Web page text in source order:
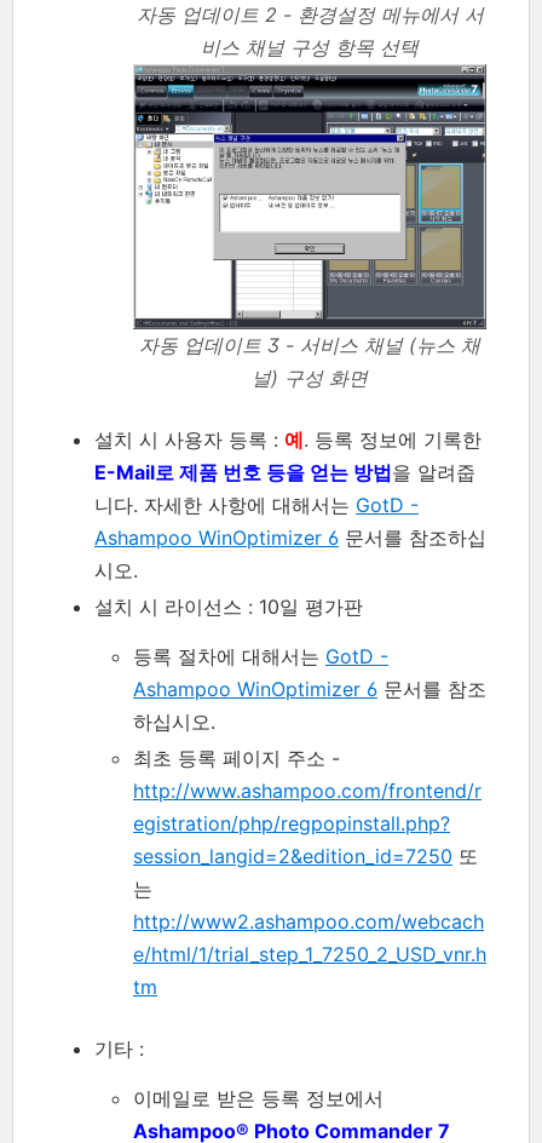
자동 업데이트 2 - 환경설정 메뉴에서 서
비스 채널 구성 항목 선택
자동 업데이트 3 - 서비스 채널 (뉴스 채
널) 구성 화면
설치 시 사용자 등록 : 예. 등록 정보에 기록한
E-Mail로 제품 번호 등을 얻는 방법을 알려줍
니다. 자세한 사항에 대해서는 GotD -
Ashampoo WinOptimizer 6 문서를 참조하십
시오.
설치 시 라이선스 : 10일 평가판
등록 절차에 대해서는 GotD -
Ashampoo WinOptimizer 6 문서를 참조
하십시오.
최초 등록 페이지 주소 -
http://www.ashampoo.com/frontend/r
egistration/php/regpopinstall.php?
session_langid=2&edition_id=7250 또
는
http://www2.ashampoo.com/webcach
e/html/1/trial_step_1_7250_2_USD_vnr.h
tm
기타 :
이메일로 받은 등록 정보에서
Ashampoo® Photo Commander 7